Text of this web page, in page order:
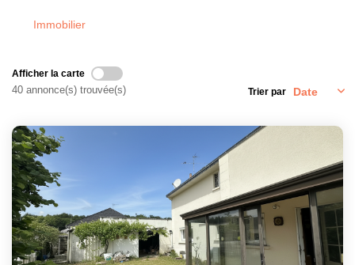
Immobilier
Afficher la carte
40 annonce(s) trouvée(s) Trier par